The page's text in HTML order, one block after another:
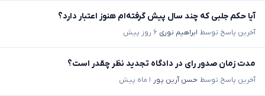
آیا حکم جلبی که چند سال پیش گرفته‌ام هنوز اعتبار دارد؟
آخرین پاسخ توسط ابراهیم نوری ۶ روز پیش
مدت زمان صدور رای در دادگاه تجدید نظر چقدر است؟
آخرین پاسخ توسط حسن آرین پور ۱ ماه پیش